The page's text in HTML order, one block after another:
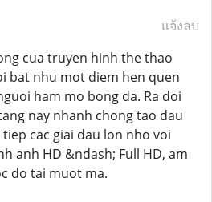
แจ้งลบ
cua truyen hinh the thao
bat nhu mot diem hen quen
ham mo bong da. Ra doi
nay nhanh chong tao dau
cac giai dau lon nho voi
anh HD &ndash; Full HD, am
do tai muot ma.